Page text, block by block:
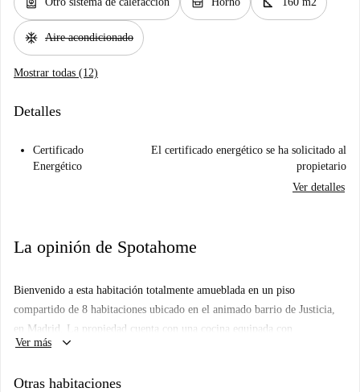
ac_unit Aire acondicionado
Mostrar todas (12)
Detalles
Certificado
Energético
El certificado energético se ha solicitado al
propietario
Ver detalles
La opinión de Spotahome
Bienvenido a esta habitación totalmente amueblada en un piso
compartido de 8 habitaciones ubicado en el animado barrio de Justicia,
en Madrid. La propiedad cuenta con una cocina equipada con
electrodomésticos básicos como horno. Tenga en cuenta que el wifi, la
contratan directamente con el propietario. Este piso es perfecto para
Ver más keyboard_arrow_down
Otras habitaciones